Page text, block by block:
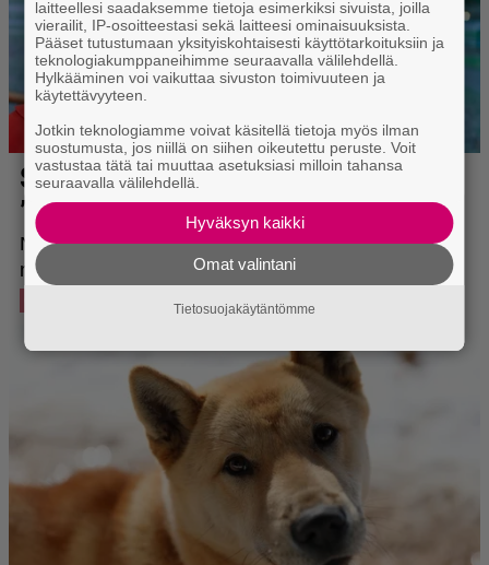
laitteellesi saadaksemme tietoja esimerkiksi sivuista, joilla
vierailit, IP-osoitteestasi sekä laitteesi ominaisuuksista.
Pääset tutustumaan yksityiskohtaisesti käyttötarkoituksiin ja
teknologiakumppaneihimme seuraavalla välilehdellä.
Hylkääminen voi vaikuttaa sivuston toimivuuteen ja
käytettävyyteen.
Jotkin teknologiamme voivat käsitellä tietoja myös ilman
suostumusta, jos niillä on siihen oikeutettu peruste. Voit
vastustaa tätä tai muuttaa asetuksiasi milloin tahansa
seuraavalla välilehdellä.
Hyväksyn kaikki
Omat valintani
Tietosuojakäytäntömme